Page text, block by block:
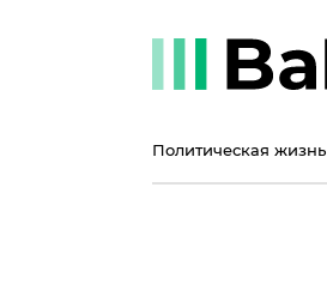
Политическая жизнь